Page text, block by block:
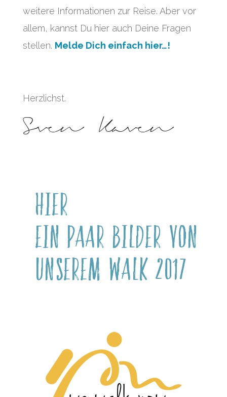
weitere Informationen zur Reise. Aber vor
allem, kannst Du hier auch Deine Fragen
stellen. Melde Dich einfach hier…!
Herzlichst.
hier
ein paar bilder von
unserem walk 2017